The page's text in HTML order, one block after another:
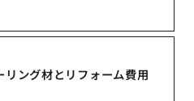
ング材とリフォーム費用